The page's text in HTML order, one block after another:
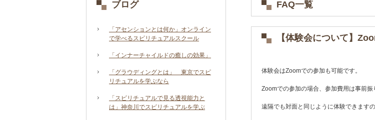
FAQ一覧
【体験会について】
体験会はZoomでの参加も可能です。
Zoomでの参加の場合、参加費用は事前
遠隔でも対面と同じように体験できます
ブログ
「アセンションとは何か」オンライン
で学べるスピリチュアルスクール
「インナーチャイルドの癒しの効果」
「グラウディングとは」 東京でスピ
リチュアルを学ぶなら
「スピリチュアルで見る透視能力と
は」神奈川でスピリチュアルを学ぶ